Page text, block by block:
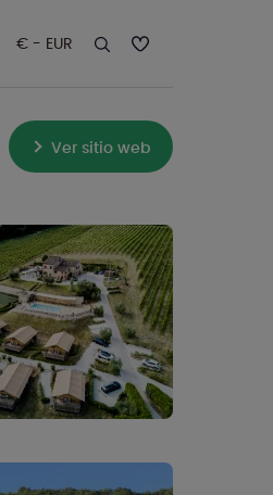
€ - EUR
Ver sitio web